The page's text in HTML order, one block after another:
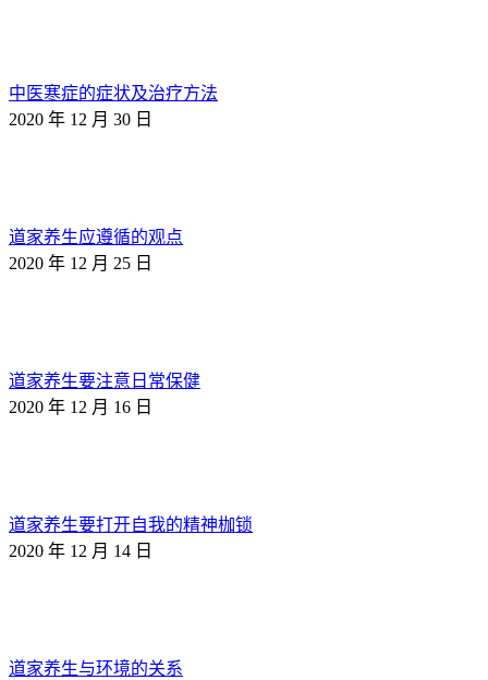
中医寒症的症状及治疗方法
2020 年 12 月 30 日
道家养生应遵循的观点
2020 年 12 月 25 日
道家养生要注意日常保健
2020 年 12 月 16 日
道家养生要打开自我的精神枷锁
2020 年 12 月 14 日
道家养生与环境的关系